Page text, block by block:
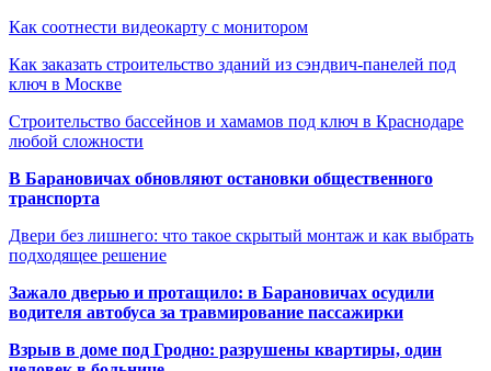
Как соотнести видеокарту с монитором
Как заказать строительство зданий из сэндвич-панелей под
ключ в Москве
Строительство бассейнов и хамамов под ключ в Краснодаре
любой сложности
В Барановичах обновляют остановки общественного
транспорта
Двери без лишнего: что такое скрытый монтаж и как выбрать
подходящее решение
Зажало дверью и протащило: в Барановичах осудили
водителя автобуса за травмирование пассажирки
Взрыв в доме под Гродно: разрушены квартиры, один